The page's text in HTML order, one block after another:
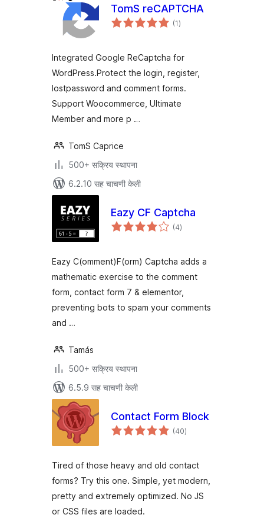
TomS reCAPTCHA
(1एकूण
मूल्यांकन
)
Integrated Google ReCaptcha for
WordPress.Protect the login, register,
lostpassword and comment forms.
Support Woocommerce, Ultimate
Member and more p …
TomS Caprice
500+ सक्रिय स्थापना
6.2.10 सह चाचणी केली
Eazy CF Captcha
(4एकूण
मूल्यांकन
)
Eazy C(omment)F(orm) Captcha adds a
mathematic exercise to the comment
form, contact form 7 & elementor,
preventing bots to spam your comments
and …
Tamás
500+ सक्रिय स्थापना
6.5.9 सह चाचणी केली
Contact Form Block
(40एकूण
मूल्यांकन
)
Tired of those heavy and old contact
forms? Try this one. Simple, yet modern,
pretty and extremely optimized. No JS
or CSS files are loaded.